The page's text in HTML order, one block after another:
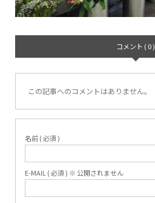
コメント ( 0 )
この記事へのコメントはありません。
名前 ( 必須 )
E-MAIL ( 必須 ) ※ 公開されません